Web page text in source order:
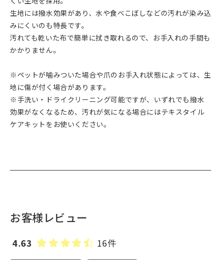
生地には撥水効果があり、水や食べこぼしなどの汚れが染み込
みにくいのも特長です。
汚れても乾いた布で簡単に拭き取れるので、お手入れの手間も
かかりません。
※ペットが噛みついた場合や爪のお手入れ状態によっては、生
地に傷が付く場合があります。
※手洗い・ドライクリーニング可能ですが、いずれでも撥水
効果がなくなるため、汚れが気になる場合にはテキスタイル
ケアキットをお使いください。
お客様レビュー
4.63 16件